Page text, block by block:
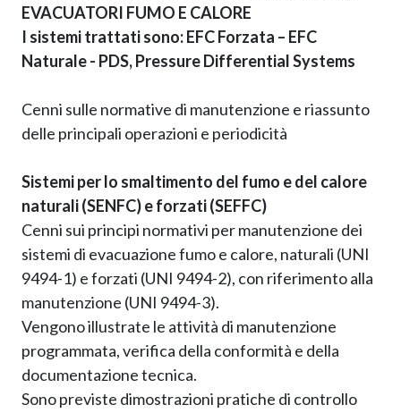
EVACUATORI FUMO E CALORE
I sistemi trattati sono: EFC Forzata – EFC
Naturale - PDS, Pressure Differential Systems
Cenni sulle normative di manutenzione e riassunto
delle principali operazioni e periodicità
Sistemi per lo smaltimento del fumo e del calore
naturali (SENFC) e forzati (SEFFC)
Cenni sui principi normativi per manutenzione dei
sistemi di evacuazione fumo e calore, naturali (UNI
9494-1) e forzati (UNI 9494-2), con riferimento alla
manutenzione (UNI 9494-3).
Vengono illustrate le attività di manutenzione
programmata, verifica della conformità e della
documentazione tecnica.
Sono previste dimostrazioni pratiche di controllo